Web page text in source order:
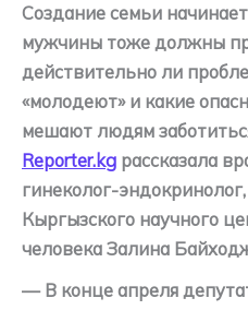
Создание семьи
мужчины тоже должны
действительно ли
«молодеют» и какие
мешают людям
Reporter.kg рассказала
гинеколог-
Кыргызского научного
человека Залина
— В конце апреля